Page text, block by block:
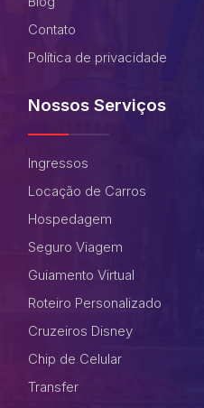
Contato
Política de privacidade
Nossos Serviços
Ingressos
Locação de Carros
Hospedagem
Seguro Viagem
Guiamento Virtual
Roteiro Personalizado
Cruzeiros Disney
Chip de Celular
Transfer